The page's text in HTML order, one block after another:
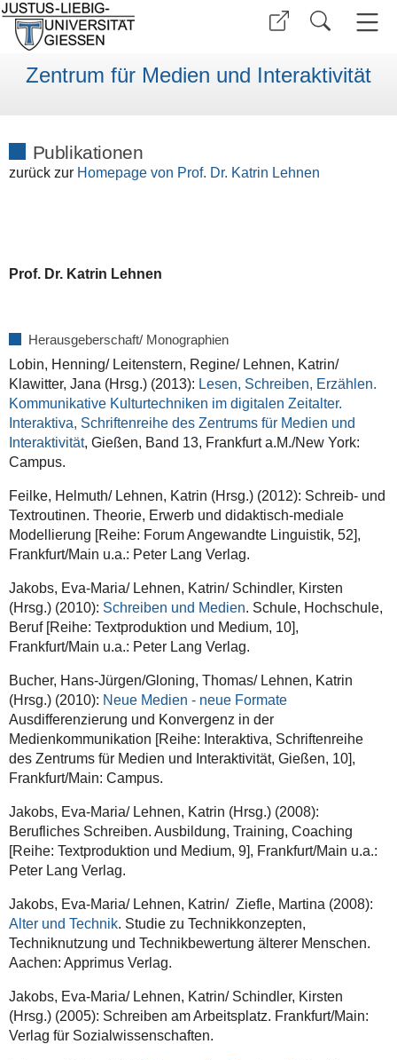
Zentrum für Medien und Interaktivität
Publikationen
zurück zur Homepage von Prof. Dr. Katrin Lehnen
Prof. Dr. Katrin Lehnen
Herausgeberschaft/ Monographien
Lobin, Henning/ Leitenstern, Regine/ Lehnen, Katrin/
Klawitter, Jana (Hrsg.) (2013): Lesen, Schreiben, Erzählen.
Kommunikative Kulturtechniken im digitalen Zeitalter.
Interaktiva, Schriftenreihe des Zentrums für Medien und
Interaktivität, Gießen, Band 13, Frankfurt a.M./New York:
Campus.
Feilke, Helmuth/ Lehnen, Katrin (Hrsg.) (2012): Schreib- und
Textroutinen. Theorie, Erwerb und didaktisch-mediale
Modellierung [Reihe: Forum Angewandte Linguistik, 52],
Frankfurt/Main u.a.: Peter Lang Verlag.
Jakobs, Eva-Maria/ Lehnen, Katrin/ Schindler, Kirsten
(Hrsg.) (2010): Schreiben und Medien. Schule, Hochschule,
Beruf [Reihe: Textproduktion und Medium, 10],
Frankfurt/Main u.a.: Peter Lang Verlag.
Bucher, Hans-Jürgen/Gloning, Thomas/ Lehnen, Katrin
(Hrsg.) (2010): Neue Medien - neue Formate
Ausdifferenzierung und Konvergenz in der
Medienkommunikation [Reihe: Interaktiva, Schriftenreihe
des Zentrums für Medien und Interaktivität, Gießen, 10],
Frankfurt/Main: Campus.
Jakobs, Eva-Maria/ Lehnen, Katrin (Hrsg.) (2008):
Berufliches Schreiben. Ausbildung, Training, Coaching
[Reihe: Textproduktion und Medium, 9], Frankfurt/Main u.a.:
Peter Lang Verlag.
Jakobs, Eva-Maria/ Lehnen, Katrin/ Ziefle, Martina (2008):
Alter und Technik. Studie zu Technikkonzepten,
Techniknutzung und Technikbewertung älterer Menschen.
Aachen: Apprimus Verlag.
Jakobs, Eva-Maria/ Lehnen, Katrin/ Schindler, Kirsten
(Hrsg.) (2005): Schreiben am Arbeitsplatz. Frankfurt/Main:
Verlag für Sozialwissenschaften.